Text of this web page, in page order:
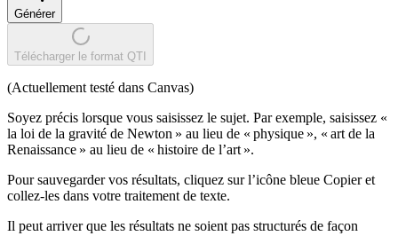
Générer
Télécharger le format QTI
(Actuellement testé dans Canvas)
Soyez précis lorsque vous saisissez le sujet. Par exemple, saisissez «
la loi de la gravité de Newton » au lieu de « physique », « art de la
Renaissance » au lieu de « histoire de l’art ».
Pour sauvegarder vos résultats, cliquez sur l’icône bleue Copier et
collez-les dans votre traitement de texte.
Il peut arriver que les résultats ne soient pas structurés de façon